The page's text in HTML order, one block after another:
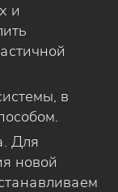
и
в
Для
новой